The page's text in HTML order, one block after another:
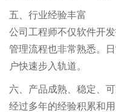
五、行业经验丰富
公司工程师不仅软件开
管理流程也非常熟悉。
户快速步入轨道。
六、产品成熟、稳定、
经过多年的经验积累和